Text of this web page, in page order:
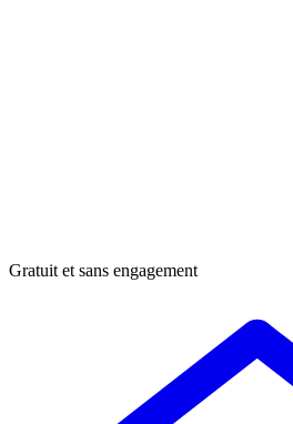
Gratuit et sans engagement